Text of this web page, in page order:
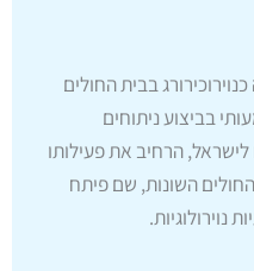
בבית החולים
בביצוע ניתוחים
לישראל, הרחיב את פעילותו
החולים השונות, שם פיתח
נוירולוגיות.